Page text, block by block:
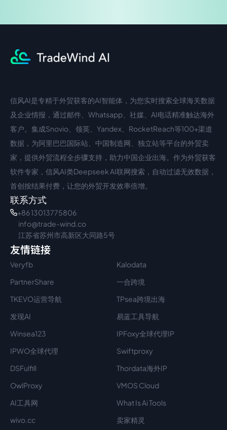
中文入口
信风AI是专精于外贸获客的AI智能体，为您实时搜索全球海关数据
及企业情报，通过邮件、Whatsapp、社媒、AI电话精准触达海外
客户。集成Snovio、领英、Yandex、RocketReach等100+渠道
数据，为阿里巴巴国际站、中国制造网、独立站等平台的外贸卖
家，提供外贸流程全步骤支持，助力中国企业出海。作为外贸获客
软件专家，信风AI类Deepseek AI联网搜索，自动过滤无效数据，
首创按结果付费，让您的外贸开发效率倍增。
联系方式
+86 13013775806
info@trade-wind.co
江苏省苏州市高新区大同路5号
友情链接
Veryfb
Kalodata
PartnerShare
一合跨境
TKEVO运营导航
TPsea跨境出海
发现AI
易蓝工具导航
Winsea123
IPFoxy全球代理IP
IPWO全球代理
Swiftproxy
DSFulfill
Thordata海外IP
OwlProxy
VMOS Cloud
AI工具网
What Is Ai Tools
wivo.cc
卖家精灵